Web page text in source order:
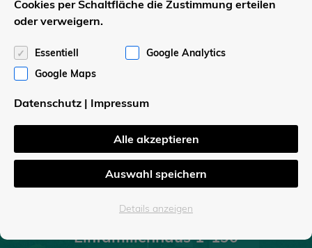
Einfamilienhaus 1-340
Einfamilienhaus 1-190
Cookies per Schaltfläche die Zustimmung erteilen
oder verweigern.
Essentiell
Google Analytics
Google Maps
Datenschutz | Impressum
Alle akzeptieren
Auswahl speichern
Details anzeigen